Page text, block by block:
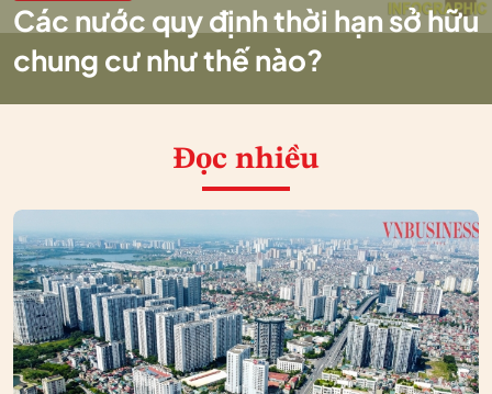
Các nước quy định thời hạn sở hữu
chung cư như thế nào?
Đọc nhiều